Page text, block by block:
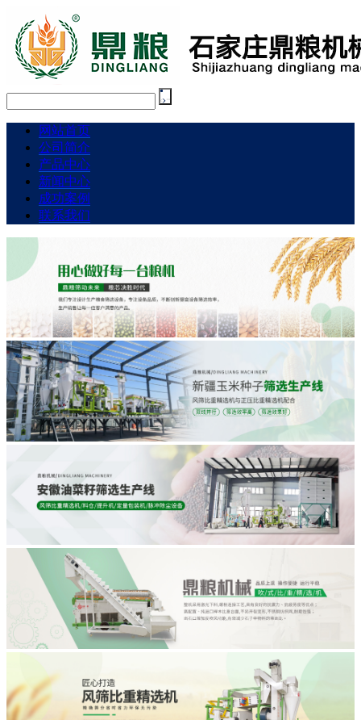
网站首页
公司简介
产品中心
新闻中心
成功案例
联系我们